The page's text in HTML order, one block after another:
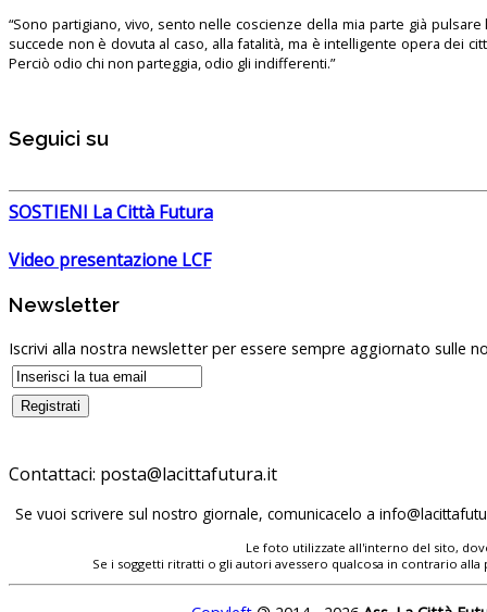
“Sono partigiano, vivo, sento nelle coscienze della mia parte già pulsare
succede non è dovuta al caso, alla fatalità, ma è intelligente opera dei
Perciò odio chi non parteggia, odio gli indifferenti.”
Seguici su
SOSTIENI La Città Futura
Video presentazione LCF
Newsletter
Iscrivi alla nostra newsletter per essere sempre aggiornato sulle
Contattaci: posta@lacittafutura.it
Se vuoi scrivere sul nostro giornale, comunicacelo a
Le foto utilizzate all'interno del sito,
Se i soggetti ritratti o gli autori avessero qualcosa in contrario